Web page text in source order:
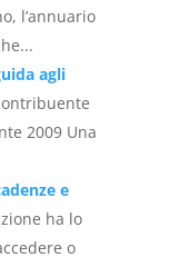
l’annuario
agli
2009 Una
e
ha lo
o